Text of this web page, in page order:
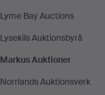
Lyme Bay Auctions
Lysekils Auktionsbyrå
Markus Auktioner
Norrlands Auktionsverk